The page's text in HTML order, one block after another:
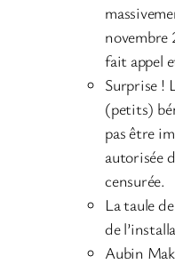
novembre
fait appel
Surprise !
(petits)
pas être
autorisée
censurée.
La taule
de
Aubin